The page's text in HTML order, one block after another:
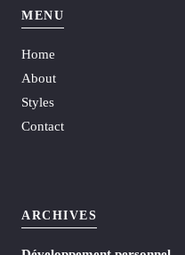
MENU
Home
About
Styles
Contact
ARCHIVES